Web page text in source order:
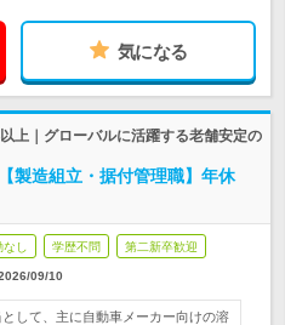
気になる
上｜グローバルに活躍する老舗安定の
製造組立・据付管理職】年休
なし 学歴不問 第二新卒歓迎
09/10
して、主に自動車メーカー向けの溶